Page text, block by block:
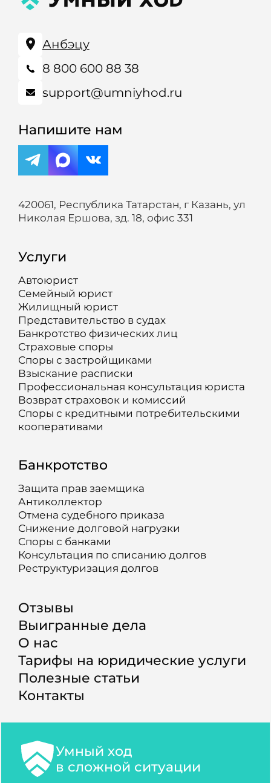
Анбэцу
8 800 600 88 38
support@umniyhod.ru
Напишите нам
420061, Республика Татарстан, г Казань, ул
Николая Ершова, зд. 18, офис 331
Услуги
Автоюрист
Семейный юрист
Жилищный юрист
Представительство в судах
Банкротство физических лиц
Страховые споры
Споры с застройщиками
Взыскание расписки
Профессиональная консультация юриста
Возврат страховок и комиссий
Споры с кредитными потребительскими
кооперативами
Банкротство
Защита прав заемщика
Антиколлектор
Отмена судебного приказа
Снижение долговой нагрузки
Споры с банками
Консультация по списанию долгов
Реструктуризация долгов
Отзывы
Выигранные дела
О нас
Тарифы на юридические услуги
Полезные статьи
Контакты
Умный ход
в сложной ситуации